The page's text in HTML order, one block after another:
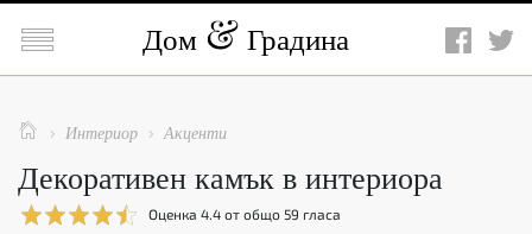
 Дом Градина
  Интериор  Акценти
Декоративен камък в интериора
Оценка 4.4 от общо 59 гласа